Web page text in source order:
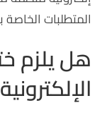
المتطلبات الخاصة
هل يلزم